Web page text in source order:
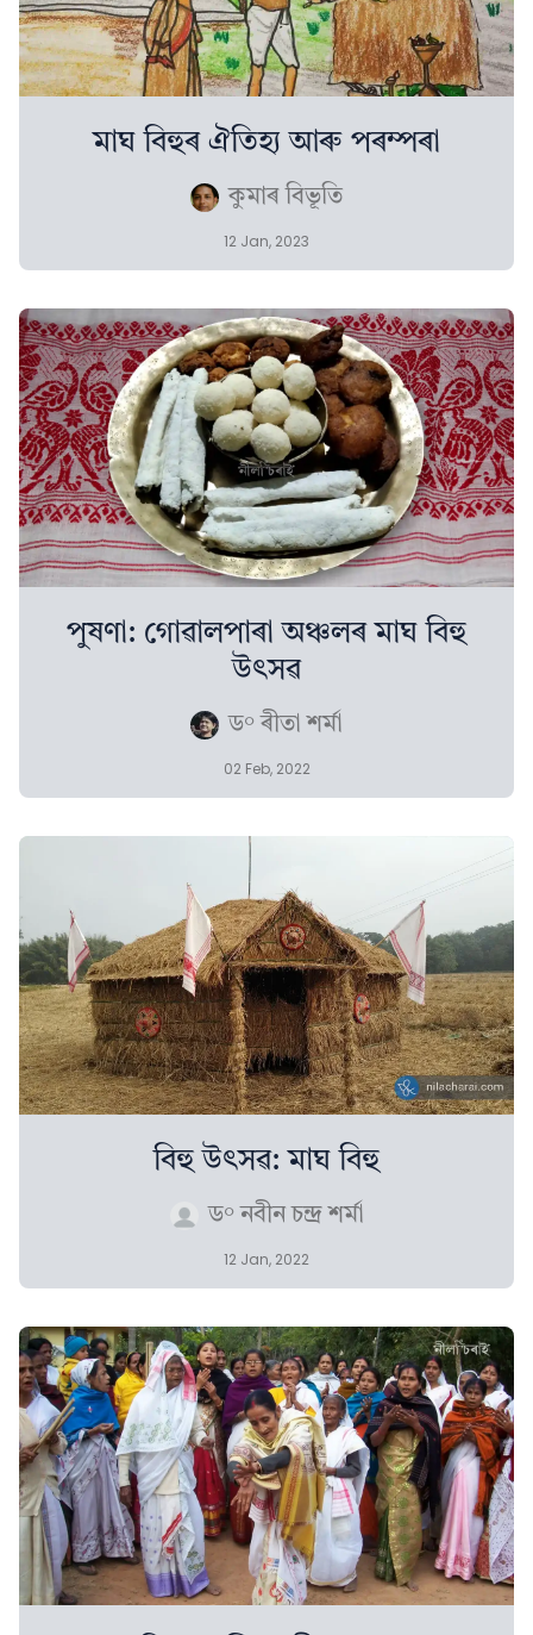
মাঘ বিহুৰ ঐতিহ্য আৰু পৰম্পৰা
কুমাৰ বিভূতি
12 Jan, 2023
পুষণা: গোৱালপাৰা অঞ্চলৰ মাঘ বিহু
উৎসৱ
ড° ৰীতা শৰ্মা
02 Feb, 2022
বিহু উৎসৱ: মাঘ বিহু
ড° নবীন চন্দ্ৰ শৰ্মা
12 Jan, 2022